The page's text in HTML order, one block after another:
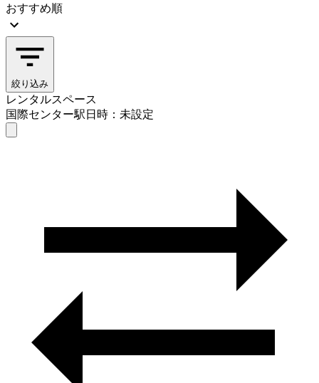
おすすめ順
絞り込み
レンタルスペース
国際センター駅日時：未設定